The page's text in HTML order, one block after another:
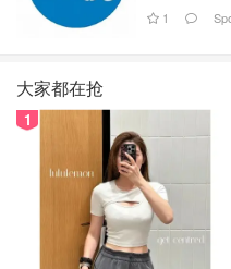
1
大家都在抢
1